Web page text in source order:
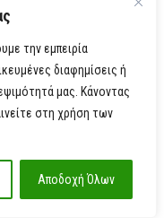
την εμπειρία
διαφημίσεις ή
μας. Κάνοντας
στη χρήση των
Αποδοχή Όλων
– Πώς
κωδικούς
που θα
πλοία τη διέλευση
στο